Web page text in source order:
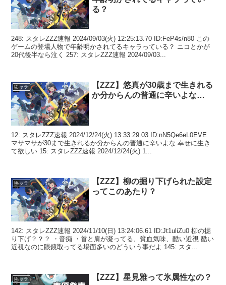
る？
248: スタレZZZ速報 2024/09/03(火) 12:25:13.70 ID:FeP4s/n80 この
ゲームの登場人物で年齢明かされてるキャラっている？ ニコとかが
20代後半なら泣く 257: スタレZZZ速報 2024/09/03...
キャラ
【ZZZ】悠真が30歳まで生きれる
か分からんの普通に辛いよな…
12: スタレZZZ速報 2024/12/24(火) 13:33:29.03 ID:nN5Qe6eL0EVE
マサマサが30まで生きれるか分からんの普通に辛いよな 幸せに生き
て欲しい 15: スタレZZZ速報 2024/12/24(火) 1...
キャラ
【ZZZ】柳の掘り下げられた設定
ってこのあたり？
142: スタレZZZ速報 2024/11/10(日) 13:24:06.61 ID:Jt1uliZu0 柳の掘
り下げ？？？ ・音痴 ・首と肩が凝ってる、貧血気味、酷い近視 酷い
近視なのに眼鏡取ってる場面多いのどういう事だよ 145: スタ...
キャラ 【ZZZ】星見雅って氷属性なの？